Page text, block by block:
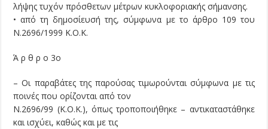
λήψης τυχόν πρόσθετων μέτρων κυκλοφοριακής σήμανσης.
• από τη δημοσίευσή της, σύμφωνα με το άρθρο 109 του
Ν.2696/1999 Κ.Ο.Κ.
Ά ρ θ ρ ο 3ο
– Οι παραβάτες της παρούσας τιμωρούνται σύμφωνα με τις
ποινές που ορίζονται από τον
Ν.2696/99 (Κ.Ο.Κ.), όπως τροποποιήθηκε – αντικαταστάθηκε
και ισχύει, καθώς και με τις